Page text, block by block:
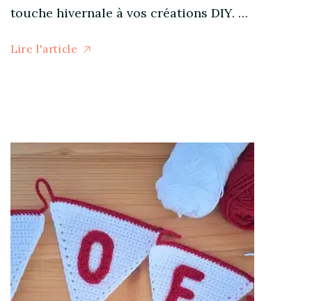
touche hivernale à vos créations DIY. …
Lire l'article